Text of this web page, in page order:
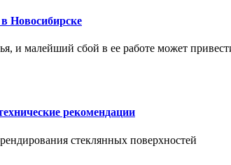
Новосибирске
и малейший сбой в ее работе может
рекомендации
стеклянных поверхностей